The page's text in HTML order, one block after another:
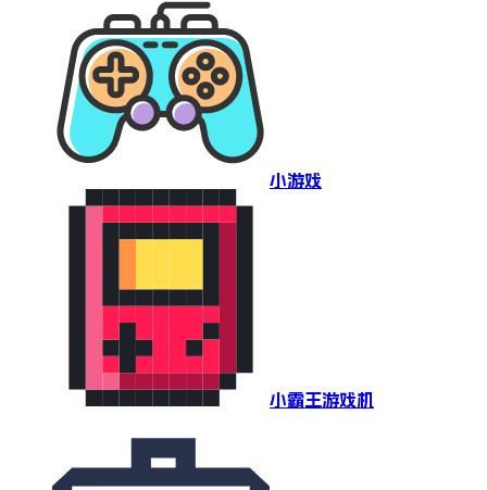
小游戏
小霸王游戏机